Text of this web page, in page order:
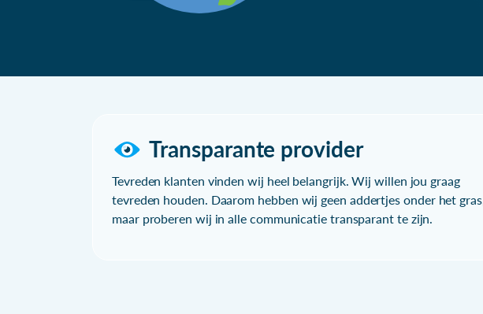
Transparante provider
Tevreden klanten vinden wij heel belangrijk. Wij willen jou graag
tevreden houden. Daarom hebben wij geen addertjes onder het gras,
maar proberen wij in alle communicatie transparant te zijn.